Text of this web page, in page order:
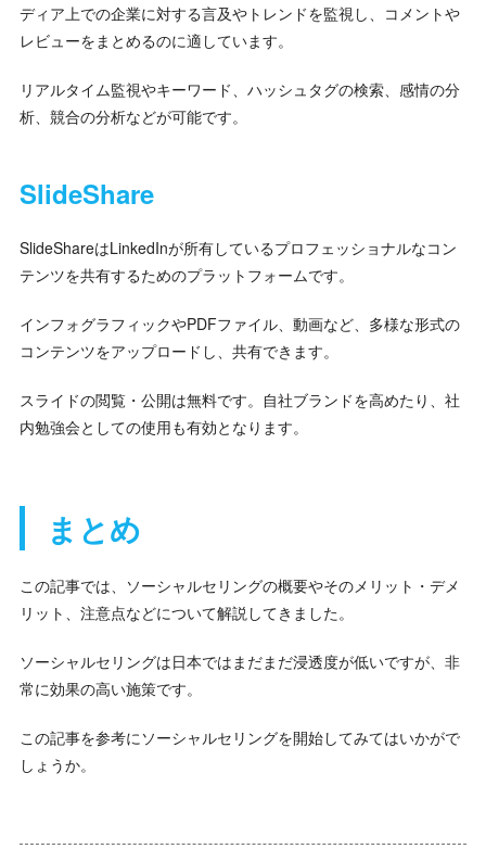
ディア上での企業に対する言及やトレンドを監視し、コメントや
レビューをまとめるのに適しています。
リアルタイム監視やキーワード、ハッシュタグの検索、感情の分
析、競合の分析などが可能です。
SlideShare
SlideShareはLinkedInが所有しているプロフェッショナルなコン
テンツを共有するためのプラットフォームです。
インフォグラフィックやPDFファイル、動画など、多様な形式の
コンテンツをアップロードし、共有できます。
スライドの閲覧・公開は無料です。自社ブランドを高めたり、社
内勉強会としての使用も有効となります。
まとめ
この記事では、ソーシャルセリングの概要やそのメリット・デメ
リット、注意点などについて解説してきました。
ソーシャルセリングは日本ではまだまだ浸透度が低いですが、非
常に効果の高い施策です。
この記事を参考にソーシャルセリングを開始してみてはいかがで
しょうか。